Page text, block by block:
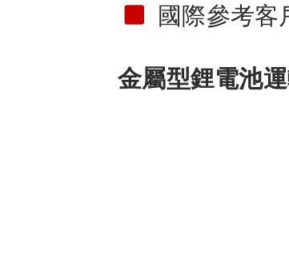
國際參考客
金屬型鋰電池